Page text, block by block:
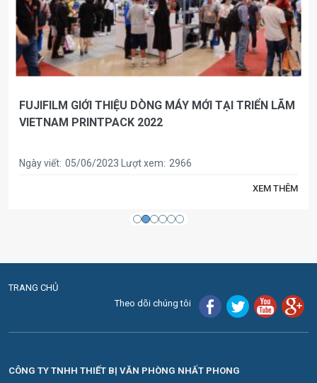
FUJIFILM GIỚI THIỆU DÒNG MÁY MỚI TẠI TRIỂN LÃM
VIETNAM PRINTPACK 2022
Ngày viết: 05/06/2023 Lượt xem: 2966
XEM THÊM
TRANG CHỦ
Theo dõi chúng tôi
CÔNG TY TNHH THIẾT BỊ VĂN PHÒNG NHẤT PHONG